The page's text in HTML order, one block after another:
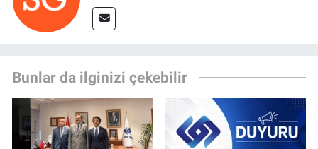
Bunlar da ilginizi çekebilir